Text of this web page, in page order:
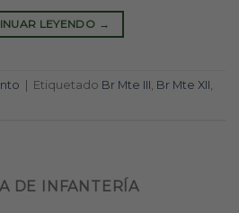
LEYENDO →
Etiquetado Br Mte III, Br Mte XII,
DE INFANTERÍA